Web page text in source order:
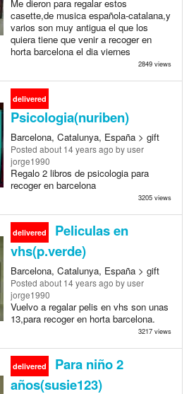
Me dieron para regalar estos
casette,de musica española-catalana,y
varios son muy antigua el que los
quiera tiene que venir a recoger en
horta barcelona el dia viernes
2849 views
delivered
Psicologia(nuriben)
Barcelona, Catalunya, España > gift
Posted about 14 years ago by user
jorge1990
Regalo 2 libros de psicologia para
recoger en barcelona
3205 views
delivered
Peliculas en
vhs(p.verde)
Barcelona, Catalunya, España > gift
Posted about 14 years ago by user
jorge1990
Vuelvo a regalar pelis en vhs son unas
13,para recoger en horta barcelona.
3217 views
delivered
Para niño 2
años(susie123)